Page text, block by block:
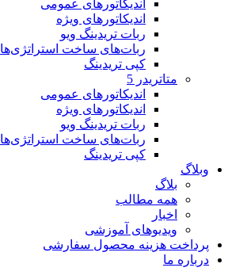
اندیکاتورهای عمومی
اندیکاتورهای ویژه
ربات تریدینگ ویو
ربات‌های ساخت استراتژی‌ها
کپی تریدینگ
متاتريدر 5
اندیکاتورهای عمومی
اندیکاتورهای ویژه
ربات تریدینگ ویو
ربات‌های ساخت استراتژی‌ها
کپی تریدینگ
وبلاگ
بلاگ
همه مطالب
اخبار
ویدیوهای آموزشی
پرداخت هزینه محصول سفارشی
درباره ما